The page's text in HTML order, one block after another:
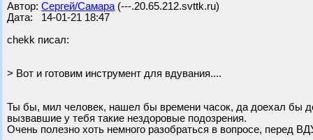
Автор: Сергей/Самара (---.20.65.212.svttk.ru)
Дата: 14-01-21 18:47
chekk писал:
> Вот и готовим инструмент для вдувания....
Ты бы, мил человек, нашел бы времени часок, да доехал бы
вызвавшие у тебя такие нездоровые подозрения.
Очень полезно хоть немного разобраться в вопросе, перед